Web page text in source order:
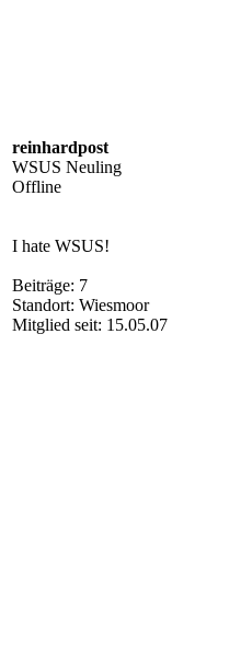
reinhardpost
WSUS Neuling
Offline
I hate WSUS!
Beiträge: 7
Standort: Wiesmoor
Mitglied seit: 15.05.07